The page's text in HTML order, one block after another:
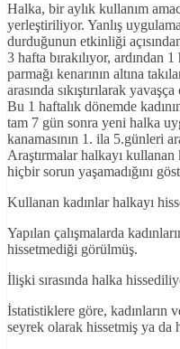
Halka, bir aylık kullanım
yerleştiriliyor. Yanlış
durduğunun etkinliği
3 hafta bırakılıyor, ardından
parmağı kenarının altına
arasında sıkıştırılarak
Bu 1 haftalık dönemde
tam 7 gün sonra yeni halka
kanamasının 1. ila 5.günleri
Araştırmalar halkayı kullanan
hiçbir sorun yaşamadığını
Kullanan kadınlar halkayı
Yapılan çalışmalarda
hissetmediği görülmüş.
İlişki sırasında halka
İstatistiklere göre, kadınların
seyrek olarak hissetmiş ya da